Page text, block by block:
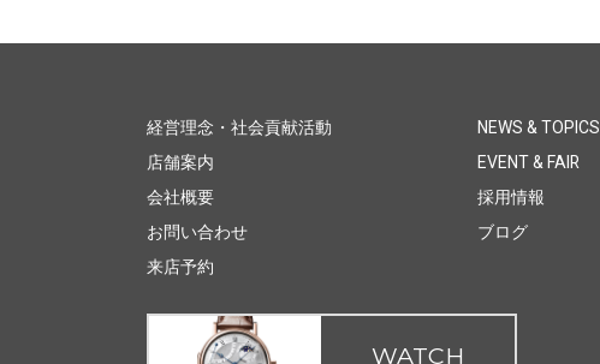
経営理念・社会貢献活動
店舗案内
会社概要
お問い合わせ
来店予約
NEWS & TOPICS
EVENT & FAIR
採用情報
ブログ
WATCH